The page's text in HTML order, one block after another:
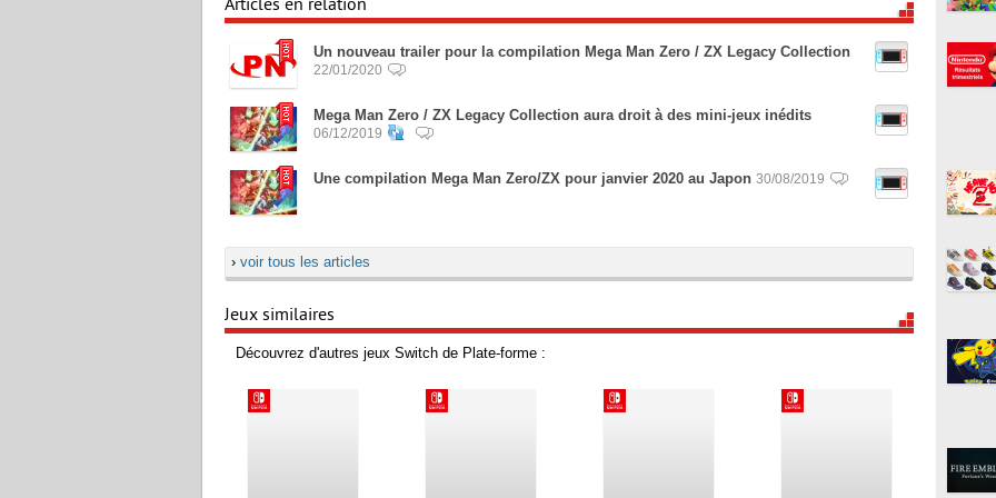
Articles en relation
Un nouveau trailer pour la compilation Mega Man Zero / ZX Legacy Collection
22/01/2020
Mega Man Zero / ZX Legacy Collection aura droit à des mini-jeux inédits
06/12/2019
Une compilation Mega Man Zero/ZX pour janvier 2020 au Japon 30/08/2019
› voir tous les articles
Jeux similaires
Découvrez d'autres jeux Switch de Plate-forme :